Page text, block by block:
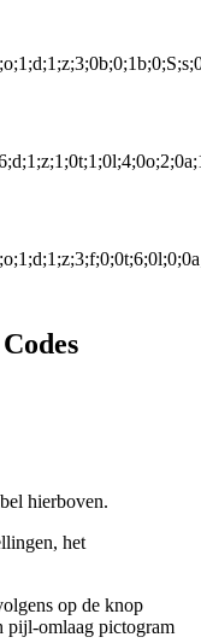
hierboven.
het
op de knop
pijl-omlaag pictogram